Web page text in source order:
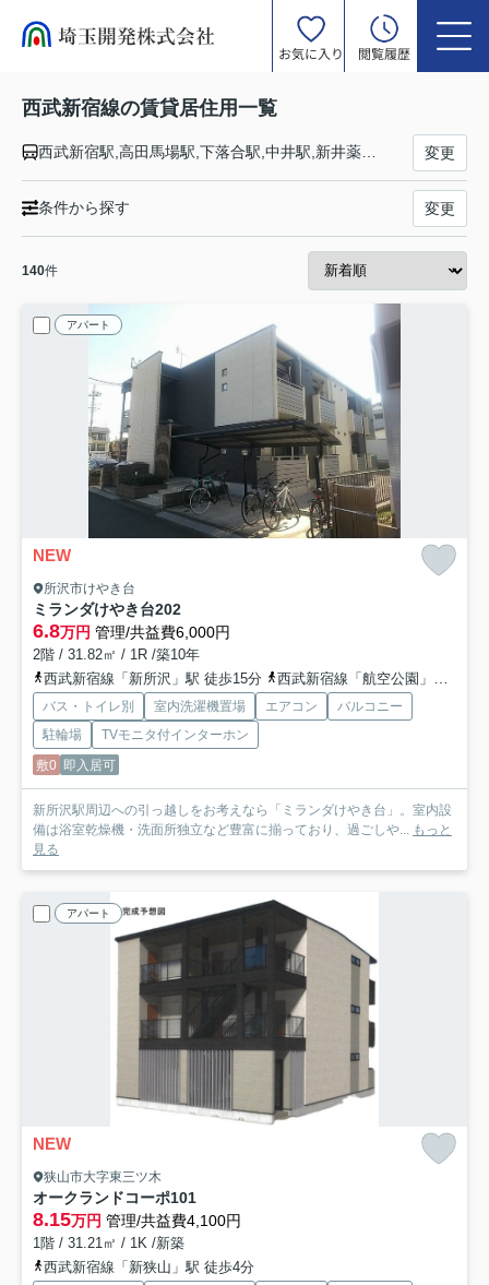
お気に入り 閲覧履歴
西武新宿線の賃貸居住用一覧
西武新宿駅,高田馬場駅,下落合駅,中井駅,新井薬師前駅,沼袋駅,野方駅,都立家政駅,鷺ノ宮駅,下井草駅,井荻駅,上井草駅,上石神井駅,武蔵関駅,東伏見駅,西武柳沢駅,田無駅,花小金井駅,小平駅,久米川駅,東村山駅,西武園駅,所沢駅,航空公園駅,新所沢駅,入曽駅,狭山市駅,新狭山駅,南大塚駅,本川越駅 変更
条件から探す 変更
140件
アパート
NEW
所沢市けやき台
ミランダけやき台202
6.8万円 管理/共益費6,000円
2階 / 31.82㎡ / 1R /築10年
西武新宿線「新所沢」駅 徒歩15分
西武新宿線「航空公園」駅 徒歩16分
バス・トイレ別 室内洗濯機置場 エアコン
バルコニー
駐輪場
TVモニタ付インターホン
敷0 即入居可
新所沢駅周辺への引っ越しをお考えなら「ミランダけやき台」。室内設
備は浴室乾燥機・洗面所独立など豊富に揃っており、過ごしや...
もっと
見る
アパート
NEW
狭山市大字東三ツ木
オークランドコーポ101
8.15万円 管理/共益費4,100円
1階 / 31.21㎡ / 1K /新築
西武新宿線「新狭山」駅 徒歩4分